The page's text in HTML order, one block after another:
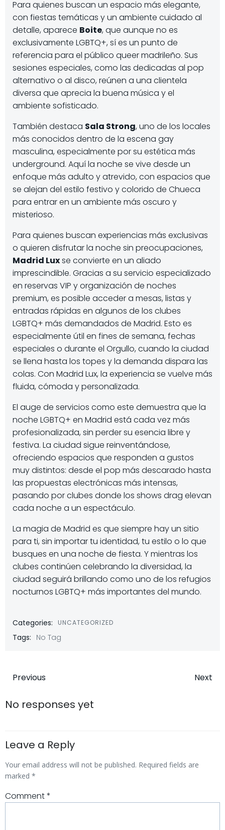
Para quienes buscan un espacio más elegante,
con fiestas temáticas y un ambiente cuidado al
detalle, aparece Boite, que aunque no es
exclusivamente LGBTQ+, sí es un punto de
referencia para el público queer madrileño. Sus
sesiones especiales, como las dedicadas al pop
alternativo o al disco, reúnen a una clientela
diversa que aprecia la buena música y el
ambiente sofisticado.
También destaca Sala Strong, uno de los locales
más conocidos dentro de la escena gay
masculina, especialmente por su estética más
underground. Aquí la noche se vive desde un
enfoque más adulto y atrevido, con espacios que
se alejan del estilo festivo y colorido de Chueca
para entrar en un ambiente más oscuro y
misterioso.
Para quienes buscan experiencias más exclusivas
o quieren disfrutar la noche sin preocupaciones,
Madrid Luxse convierte en un aliado
imprescindible. Gracias a su servicio especializado
en reservas VIP y organización de noches
premium, es posible acceder a mesas, listas y
entradas rápidas en algunos de los clubes
LGBTQ+ más demandados de Madrid. Esto es
especialmente útil en fines de semana, fechas
especiales o durante el Orgullo, cuando la ciudad
se llena hasta los topes y la demanda dispara las
colas. Con Madrid Lux, la experiencia se vuelve más
fluida, cómoda y personalizada.
El auge de servicios como este demuestra que la
noche LGBTQ+ en Madrid está cada vez más
profesionalizada, sin perder su esencia libre y
festiva. La ciudad sigue reinventándose,
ofreciendo espacios que responden a gustos
muy distintos: desde el pop más descarado hasta
las propuestas electrónicas más intensas,
pasando por clubes donde los shows drag elevan
cada noche a un espectáculo.
La magia de Madrid es que siempre hay un sitio
para ti, sin importar tu identidad, tu estilo o lo que
busques en una noche de fiesta. Y mientras los
clubes continúen celebrando la diversidad, la
ciudad seguirá brillando como uno de los refugios
nocturnos LGBTQ+ más importantes del mundo.
Categories: UNCATEGORIZED
Tags: No Tag
Previous Next
No responses yet
Leave a Reply
Your email address will not be published. Required fields are
marked *
Comment*